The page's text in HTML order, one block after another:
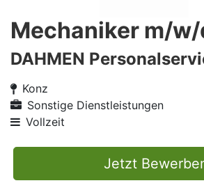
Mechaniker m/
DAHMEN
Konz
Sonstige Dienstleistungen
Vollzeit
Jetzt